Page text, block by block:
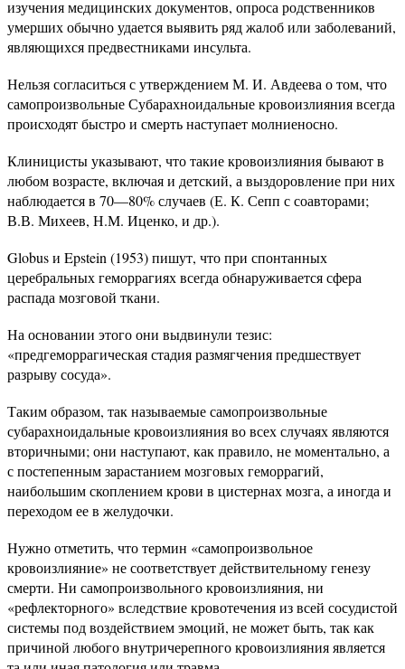
изучения медицинских документов, опроса родственников
умерших обычно удается выявить ряд жалоб или заболеваний,
являющихся предвестниками инсульта.
Нельзя согласиться с утверждением М. И. Авдеева о том, что
самопроизвольные Субарахноидальные кровоизлияния всегда
происходят быстро и смерть наступает молниеносно.
Клиницисты указывают, что такие кровоизлияния бывают в
любом возрасте, включая и детский, а выздоровление при них
наблюдается в 70—80% случаев (Е. К. Сепп с соавторами;
В.В. Михеев, Н.М. Иценко, и др.).
Globus и Epstein (1953) пишут, что при спонтанных
церебральных геморрагиях всегда обнаруживается сфера
распада мозговой ткани.
На основании этого они выдвинули тезис:
«предгеморрагическая стадия размягчения предшествует
разрыву сосуда».
Таким образом, так называемые самопроизвольные
субарахноидальные кровоизлияния во всех случаях являются
вторичными; они наступают, как правило, не моментально, а
с постепенным зарастанием мозговых геморрагий,
наибольшим скоплением крови в цистернах мозга, а иногда и
переходом ее в желудочки.
Нужно отметить, что термин «самопроизвольное
кровоизлияние» не соответствует действительному генезу
смерти. Ни самопроизвольного кровоизлияния, ни
«рефлекторного» вследствие кровотечения из всей сосудистой
системы под воздействием эмоций, не может быть, так как
причиной любого внутричерепного кровоизлияния является